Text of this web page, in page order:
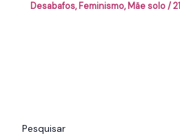
Pesquisar
Desabafos,Feminismo,Mãe solo/